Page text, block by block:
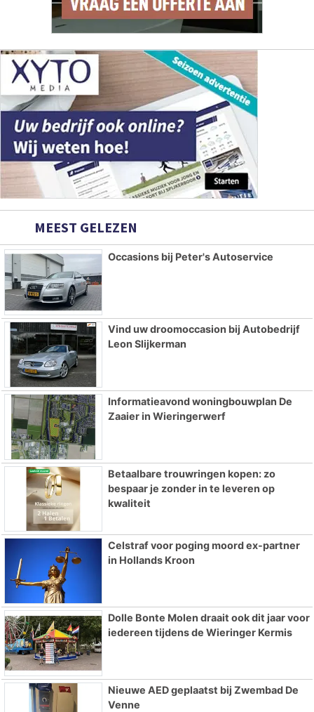
MEEST GELEZEN
Occasions bij Peter's Autoservice
Vind uw droomoccasion bij Autobedrijf
Leon Slijkerman
Informatieavond woningbouwplan De
Zaaier in Wieringerwerf
Betaalbare trouwringen kopen: zo
bespaar je zonder in te leveren op
kwaliteit
Celstraf voor poging moord ex-partner
in Hollands Kroon
Dolle Bonte Molen draait ook dit jaar voor
iedereen tijdens de Wieringer Kermis
Nieuwe AED geplaatst bij Zwembad De
Venne